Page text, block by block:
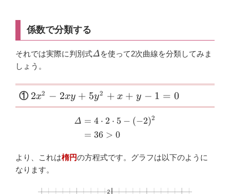
係数で分類する
それでは実際に判別式\varDelta
Δを使って2次曲線を分類してみま
しょう。
① \small
2x^{2}-2xy+5y^{2}+x+y-
2x2 − 2xy + 5y2 + x + y − 1 = 0
\begin{aligned} \varDelta
Δ = 4 ⋅ 2 ⋅ 5 − (−2)2
= 36 > 0
より、これは楕円の方程式です。グラフは以下のように
なります。